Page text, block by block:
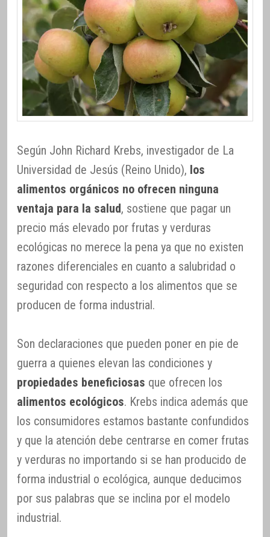
Según John Richard Krebs, investigador de La
Universidad de Jesús (Reino Unido), los
alimentos orgánicos no ofrecen ninguna
ventaja para la salud, sostiene que pagar un
precio más elevado por frutas y verduras
ecológicas no merece la pena ya que no existen
razones diferenciales en cuanto a salubridad o
seguridad con respecto a los alimentos que se
producen de forma industrial.
Son declaraciones que pueden poner en pie de
guerra a quienes elevan las condiciones y
propiedades beneficiosas que ofrecen los
alimentos ecológicos. Krebs indica además que
los consumidores estamos bastante confundidos
y que la atención debe centrarse en comer frutas
y verduras no importando si se han producido de
forma industrial o ecológica, aunque deducimos
por sus palabras que se inclina por el modelo
industrial.